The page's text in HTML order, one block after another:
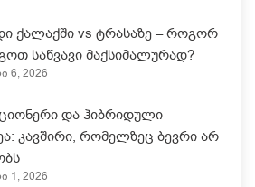
ქალაქში vs ტრასაზე – როგორ
საწვავი მაქსიმალურად?
6, 2026
და ჰიბრიდული
კავშირი, რომელზეც ბევრი არ
1, 2026